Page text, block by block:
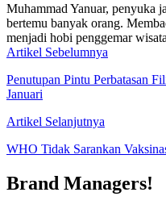
Muhammad Yanuar, penyuka
bertemu banyak orang.
menjadi hobi penggemar
Artikel Sebelumnya
Penutupan Pintu Perbatasan
Januari
Artikel Selanjutnya
WHO Tidak Sarankan
Brand Managers!